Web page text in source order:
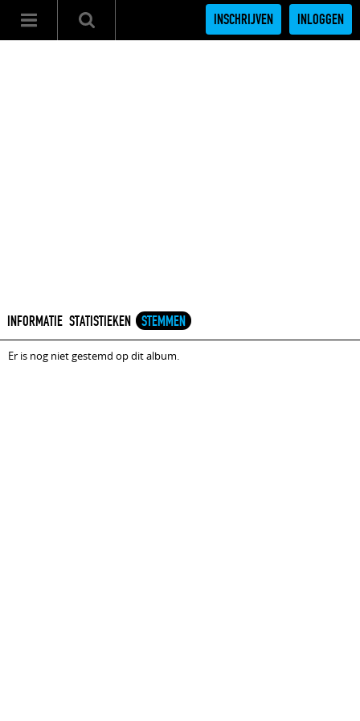
INSCHRIJVEN INLOGGEN
INFORMATIE STATISTIEKEN STEMMEN
Er is nog niet gestemd op dit album.